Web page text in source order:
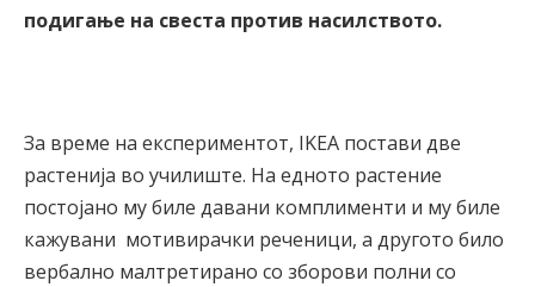
подигање на свеста против насилството.
За време на експериментот, IKEA постави две
растенија во училиште. На едното растение
постојано му биле давани комплименти и му биле
кажувани мотивирачки реченици, а другото било
вербално малтретирано со зборови полни со